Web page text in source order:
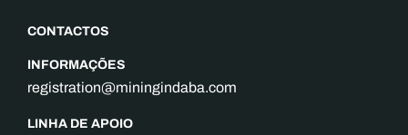
CONTACTOS
INFORMAÇÕES
registration@miningindaba.com
LINHA DE APOIO